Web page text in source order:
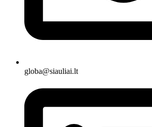
globa@siauliai.lt